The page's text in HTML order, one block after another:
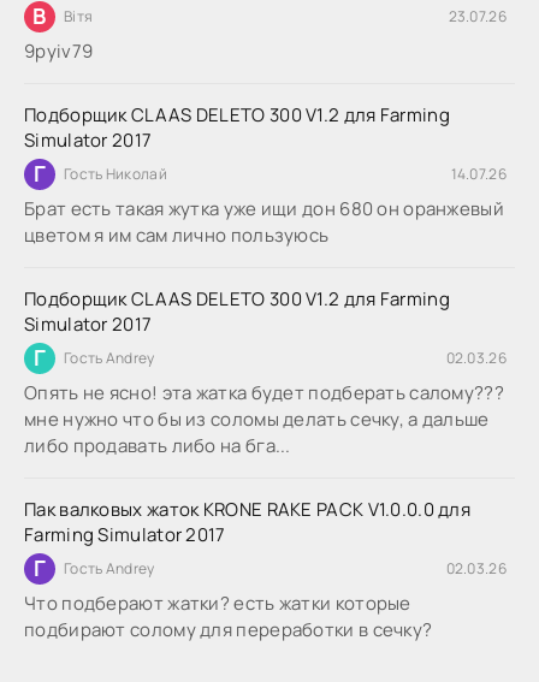
В Вітя 23.07.26
9руіv79
Подборщик CLAAS DELETO 300 V1.2 для Farming
Simulator 2017
Г Гость Николай 14.07.26
Брат есть такая жутка уже ищи дон 680 он оранжевый
цветом я им сам лично пользуюсь
Подборщик CLAAS DELETO 300 V1.2 для Farming
Simulator 2017
Г Гость Andrey 02.03.26
Опять не ясно! эта жатка будет подберать салому???
мне нужно что бы из соломы делать сечку, а дальше
либо продавать либо на бга...
Пак валковых жаток KRONE RAKE PACK V1.0.0.0 для
Farming Simulator 2017
Г Гость Andrey 02.03.26
Что подберают жатки? есть жатки которые
подбирают солому для переработки в сечку?